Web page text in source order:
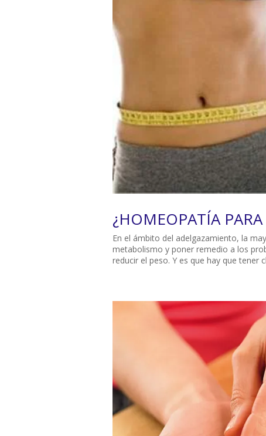
¿HOMEOPATÍA
En el ámbito del adelgazamiento, la
metabolismo y poner remedio a los
reducir el peso. Y es que hay que tener